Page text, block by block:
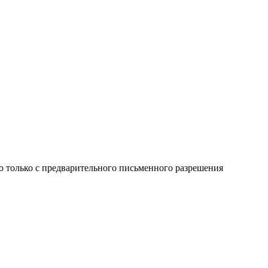
с предварительного письменного разрешения